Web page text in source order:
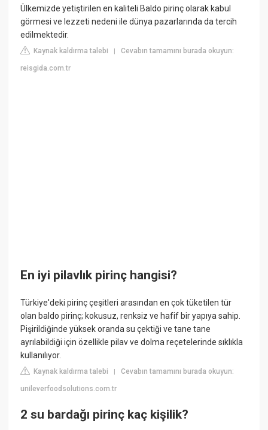
Ülkemizde yetiştirilen en kaliteli Baldo pirinç olarak kabul
görmesi ve lezzeti nedeni ile dünya pazarlarında da tercih
edilmektedir.
Kaynak kaldırma talebi |Cevabın tamamını burada okuyun:
reisgida.com.tr
En iyi pilavlık pirinç hangisi?
Türkiye'deki pirinç çeşitleri arasından en çok tüketilen tür
olan baldo pirinç; kokusuz, renksiz ve hafif bir yapıya sahip.
Pişirildiğinde yüksek oranda su çektiği ve tane tane
ayrılabildiği için özellikle pilav ve dolma reçetelerinde sıklıkla
kullanılıyor.
Kaynak kaldırma talebi |Cevabın tamamını burada okuyun:
unileverfoodsolutions.com.tr
2 su bardağı pirinç kaç kişilik?